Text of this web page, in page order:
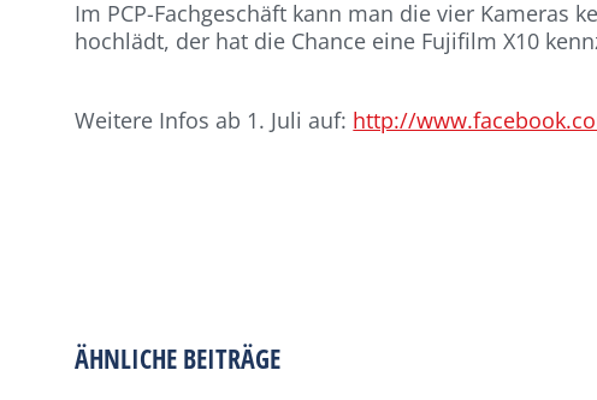
Im PCP-Fachgeschäft kann man die vier Kameras
hochlädt, der hat die Chance eine Fujifilm X10
Weitere Infos ab 1. Juli auf: http://
ÄHNLICHE BEITRÄGE